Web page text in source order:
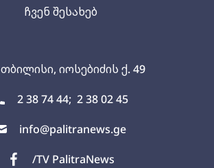
თბილისი, იოსებიძის ქ. 49
2 38 74 44; 2 38 02 45
info@palitranews.ge
/TV PalitraNews
ჩვენ შესახებ